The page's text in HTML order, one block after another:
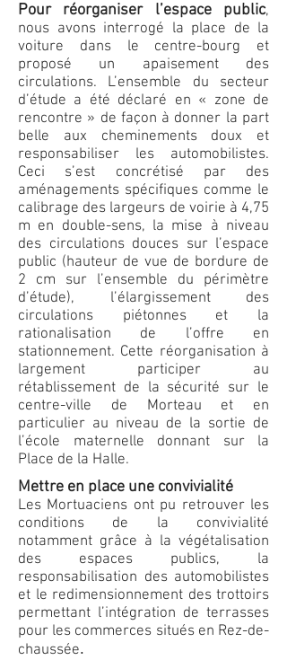
Pour réorganiser l’espace public,
nous avons interrogé la place de la
voiture dans le centre-bourg et
proposé un apaisement des
circulations. L’ensemble du secteur
d’étude a été déclaré en « zone de
rencontre » de façon à donner la part
belle aux cheminements doux et
responsabiliser les automobilistes.
Ceci s’est concrétisé par des
aménagements spécifiques comme le
calibrage des largeurs de voirie à 4,75
m en double-sens, la mise à niveau
des circulations douces sur l’espace
public (hauteur de vue de bordure de
2 cm sur l’ensemble du périmètre
d’étude), l’élargissement des
circulations piétonnes et la
rationalisation de l’offre en
stationnement. Cette réorganisation à
largement participer au
rétablissement de la sécurité sur le
centre-ville de Morteau et en
particulier au niveau de la sortie de
l’école maternelle donnant sur la
Place de la Halle.
Mettre en place une convivialité
Les Mortuaciens ont pu retrouver les
conditions de la convivialité
notamment grâce à la végétalisation
des espaces publics, la
responsabilisation des automobilistes
et le redimensionnement des trottoirs
permettant l’intégration de terrasses
pour les commerces situés en Rez-de-
chaussée.